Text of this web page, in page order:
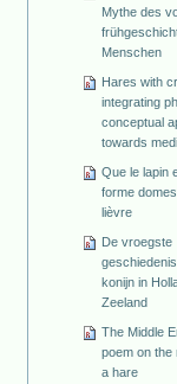
Mythe des
Menschen
Hares with
integrating
conceptual
towards
Que le lapin
forme
lièvre
De vroegste
konijn in
Zeeland
The Middle
poem on the
a hare